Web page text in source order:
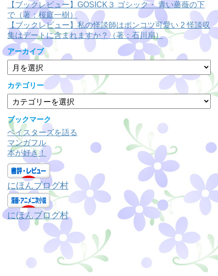
【ブックレビュー】GOSICK３ ゴシック・ 青い薔薇の下
で（著：桜庭一樹）
【ブックレビュー】私の怪談師はポンコツ可愛い 2 怪談収
集はデートに含まれますか？（著：石川扇）
アーカイブ
ア
ー
カ
イ
ブ
カテゴリー
テ
ゴ
リ
ー
ブックマーク
ベイスターズを語る
マンガフル
本が好き！
にほんブログ村
にほんブログ村